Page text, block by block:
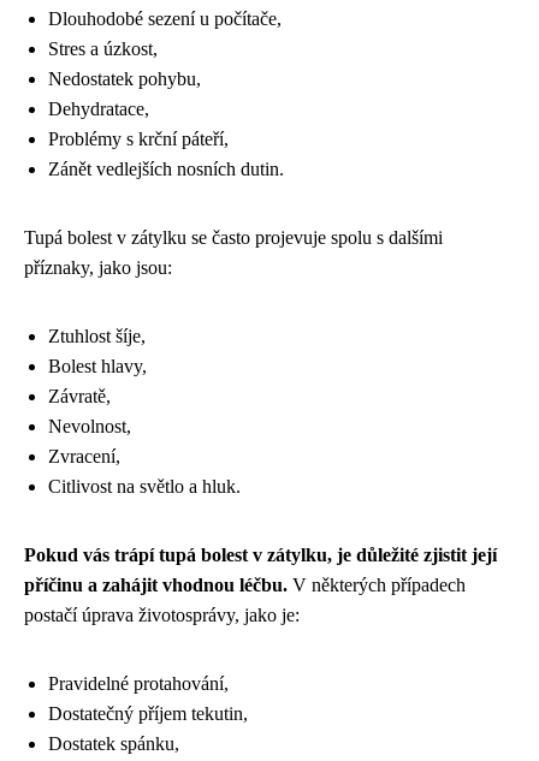
Dlouhodobé sezení u počítače,
Stres a úzkost,
Nedostatek pohybu,
Dehydratace,
Problémy s krční páteří,
Zánět vedlejších nosních dutin.
Tupá bolest v zátylku se často projevuje spolu s dalšími
příznaky, jako jsou:
Ztuhlost šíje,
Bolest hlavy,
Závratě,
Nevolnost,
Zvracení,
Citlivost na světlo a hluk.
Pokud vás trápí tupá bolest v zátylku, je důležité zjistit její
příčinu a zahájit vhodnou léčbu. V některých případech
postačí úprava životosprávy, jako je:
Pravidelné protahování,
Dostatečný příjem tekutin,
Dostatek spánku,